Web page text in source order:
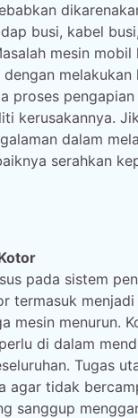
busi, kabel
mesin mobil
proses
kerusakannya.
dalam
serahkan
pada sistem
termasuk
mesin menurun.
di dalam
Tugas
agar tidak
sanggup